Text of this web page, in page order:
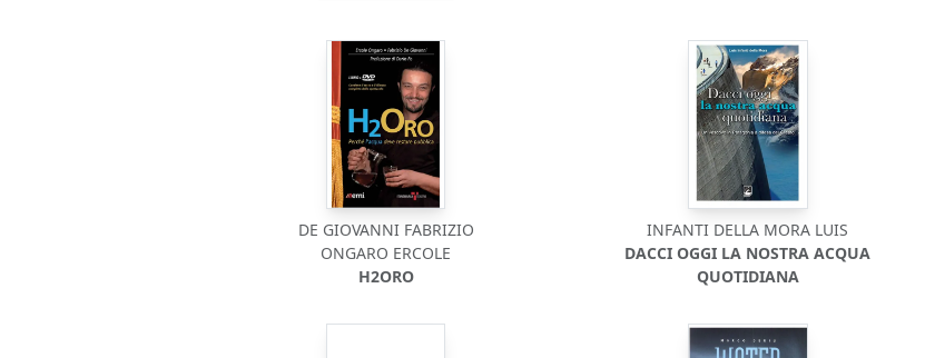
DE GIOVANNI FABRIZIO
ONGARO ERCOLE
H2ORO
INFANTI DELLA MORA LUIS
DACCI OGGI LA NOSTRA ACQUA
QUOTIDIANA